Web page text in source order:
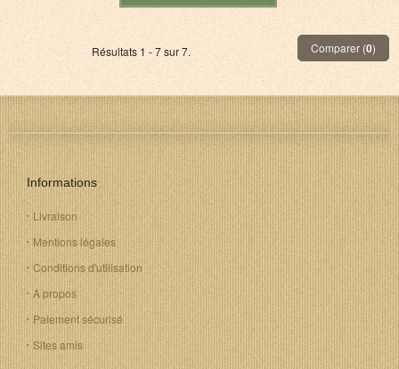
Résultats 1 - 7 sur 7. Comparer (0)
Informations
Livraison
Mentions légales
Conditions d'utilisation
A propos
Paiement sécurisé
Sites amis